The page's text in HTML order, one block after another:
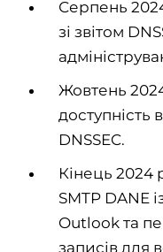
Серпень
зі звітом
Жовтень
доступність
DNSSEC.
Кінець 2024
SMTP DANE
Outlook та
записів для